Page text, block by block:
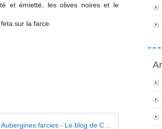
et émietté, les olives noires et le
sur la farce.